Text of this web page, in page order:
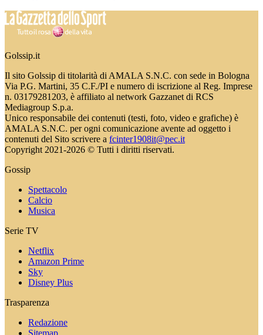
Golssip.it
Il sito Golssip di titolarità di AMALA S.N.C. con sede in Bologna
Via P.G. Martini, 35 C.F./PI e numero di iscrizione al Reg. Imprese
n. 03179281203, è affiliato al network Gazzanet di RCS
Mediagroup S.p.a.
Unico responsabile dei contenuti (testi, foto, video e grafiche) è
AMALA S.N.C. per ogni comunicazione avente ad oggetto i
contenuti del Sito scrivere a fcinter1908it@pec.it
Copyright 2021-2026 © Tutti i diritti riservati.
Gossip
Spettacolo
Calcio
Musica
Serie TV
Netflix
Amazon Prime
Sky
Disney Plus
Trasparenza
Redazione
Sitemap